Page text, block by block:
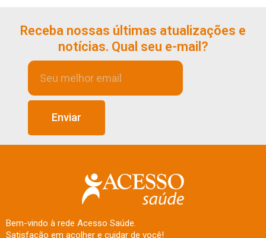
Receba nossas últimas atualizações e
notícias. Qual seu e-mail?
Enviar
Bem-vindo à rede Acesso Saúde.
Satisfação em acolher e cuidar de você!